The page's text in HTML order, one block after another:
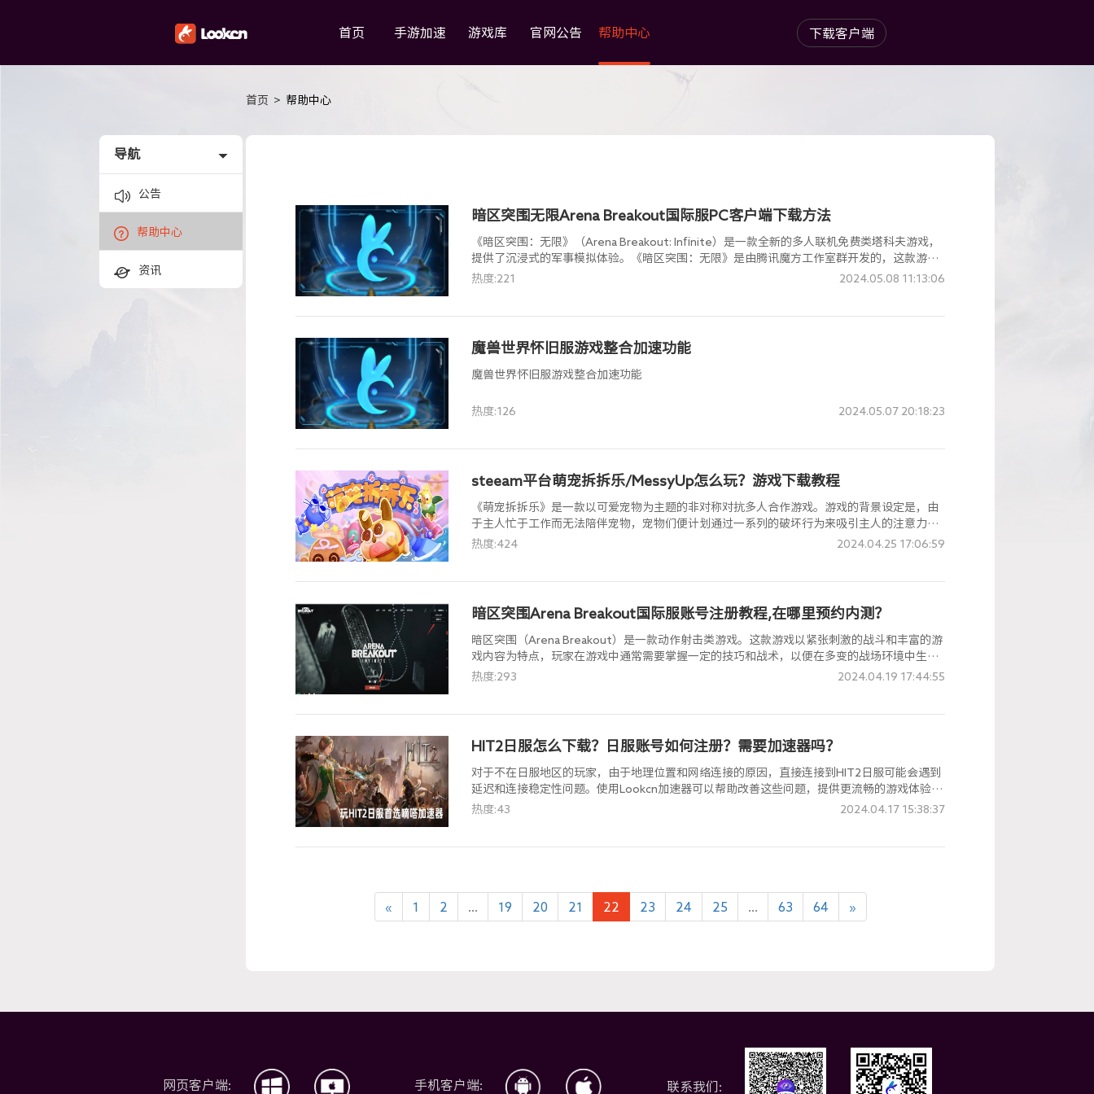
首页 手游加速 游戏库 官网公告 帮助中心 下载客户端
导航
公告
帮助中心
资讯
首页 > 帮助中心
暗区突围无限Arena Breakout国际服PC客户端下载方法
《暗区突围：无限》（Arena Breakout: Infinite）是一款全新的多人联机免费类塔科夫游戏，
提供了沉浸式的军事模拟体验。《暗区突围：无限》是由腾讯魔方工作室群开发的，这款游戏
在国际服的名称为《Arena Breakout》。
热度:221 2024.05.08 11:13:06
魔兽世界怀旧服游戏整合加速功能
魔兽世界怀旧服游戏整合加速功能
热度:126 2024.05.07 20:18:23
steeam平台萌宠拆拆乐/MessyUp怎么玩？游戏下载教程
《萌宠拆拆乐》是一款以可爱宠物为主题的非对称对抗多人合作游戏。游戏的背景设定是，由
于主人忙于工作而无法陪伴宠物，宠物们便计划通过一系列的破坏行为来吸引主人的注意力，
目的是希望主人能多花时间与它们相处。
热度:424 2024.04.25 17:06:59
暗区突围Arena Breakout国际服账号注册教程,在哪里预约内测？
暗区突围（Arena Breakout）是一款动作射击类游戏。这款游戏以紧张刺激的战斗和丰富的游
戏内容为特点，玩家在游戏中通常需要掌握一定的技巧和战术，以便在多变的战场环境中生存
下来并击败对手。
热度:293 2024.04.19 17:44:55
HIT2日服怎么下载？日服账号如何注册？需要加速器吗？
对于不在日服地区的玩家，由于地理位置和网络连接的原因，直接连接到HIT2日服可能会遇到
延迟和连接稳定性问题。使用Lookcn加速器可以帮助改善这些问题，提供更流畅的游戏体验。
下边就给大家带来HIT2日服详细的下载方法。
热度:43 2024.04.17 15:38:37
« 1 2 19 20 21 22 23 24 25 63 64 »
网页客户端: 手机客户端: 联系我们: